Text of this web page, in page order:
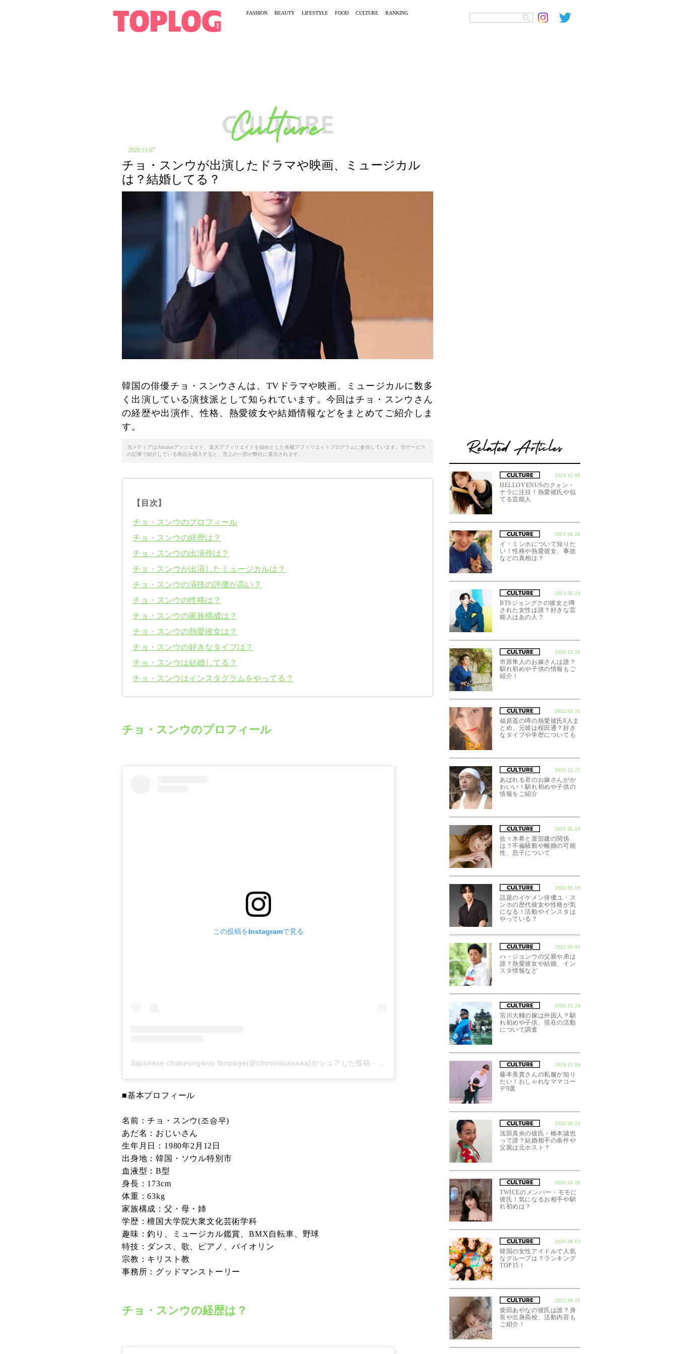
FASHION BEAUTY LIFESTYLE FOOD CULTURE RANKING
2020.11.07
チョ・スンウが出演したドラマや映画、ミュージカル
は？結婚してる？
韓国の俳優チョ・スンウさんは、TVドラマや映画、ミュージカルに数多
く出演している演技派として知られています。今回はチョ・スンウさん
の経歴や出演作、性格、熱愛彼女や結婚情報などをまとめてご紹介しま
す。
当メディアはAmazonアソシエイト、楽天アフィリエイトを始めとした各種アフィリエイトプログラムに参加しています。当サービス
の記事で紹介している商品を購入すると、売上の一部が弊社に還元されます。
【目次】
チョ・スンウのプロフィール
チョ・スンウの経歴は？
チョ・スンウの出演作は？
チョ・スンウが出演したミュージカルは？
チョ・スンウの演技の評価が高い？
チョ・スンウの性格は？
チョ・スンウの家族構成は？
チョ・スンウの熱愛彼女は？
チョ・スンウの好きなタイプは？
チョ・スンウは結婚してる？
チョ・スンウはインスタグラムをやってる？
チョ・スンウのプロフィール
この投稿をInstagramで見る
Japanese choseungwoo fanpage(@choooooaaaaa)がシェアした投稿 - 2020年 7月月14日午前12時07分PDT
■基本プロフィール
名前：チョ・スンウ(조승우)
あだ名：おじいさん
生年月日：1980年2月12日
出身地：韓国・ソウル特別市
血液型：B型
身長：173cm
体重：63kg
家族構成：父・母・姉
学歴：檀国大学院大衆文化芸術学科
趣味：釣り、ミュージカル鑑賞、BMX自転車、野球
特技：ダンス、歌、ピアノ、バイオリン
宗教：キリスト教
事務所：グッドマンストーリー
チョ・スンウの経歴は？
2021.11.08
HELLOVENUSのクォン・
ナラに注目！熱愛彼氏や似
てる芸能人
2021.08.26
イ・ミンホについて知りた
い！性格や熱愛彼女、事故
などの真相は？
2021.05.24
BTSジョングクの彼女と噂
された女性は誰？好きな芸
能人はあの人？
2020.12.26
市原隼人のお嫁さんは誰？
馴れ初めや子供の情報もご
紹介！
2022.03.31
福原遥の噂の熱愛彼氏8人ま
とめ。元彼は桜田通？好き
なタイプや学歴についても
2020.12.27
あばれる君のお嫁さんがか
わいい！馴れ初めや子供の
情報をご紹介
2021.05.19
佐々木希と渡部建の関係
は？不倫騒動や離婚の可能
性、息子について
2022.01.19
話題のイケメン俳優ユ・ス
ンホの歴代彼女や性格が気
になる！活動やインスタは
やっている？
2022.03.01
ハ・ジョンウの父親や弟は
誰？熱愛彼女や結婚、イン
スタ情報など
2020.12.24
宮川大輔の嫁は外国人？馴
れ初めや子供、現在の活動
について調査
2018.11.04
藤本美貴さんの私服が知り
たい！おしゃれなママコー
デ9選
2020.09.23
浅田真央の彼氏・橋本誠也
って誰？結婚相手の条件や
父親は元ホスト？
2020.03.28
TWICEのメンバー・モモに
彼氏！気になるお相手や馴
れ初めは？
2020.06.13
韓国の女性アイドルで人気
なグループは？ランキング
TOP15！
2022.04.21
柴田あやなの彼氏は誰？身
長や出身高校、活動内容も
ご紹介！